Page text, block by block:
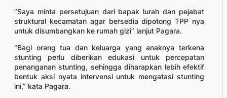
“Saya minta persetujuan dari bapak lurah dan pejabat
struktural kecamatan agar bersedia dipotong TPP nya
untuk disumbangkan ke rumah gizi” lanjut Pagara.
“Bagi orang tua dan keluarga yang anaknya terkena
stunting perlu diberikan edukasi untuk percepatan
penanganan stunting, sehingga diharapkan lebih efektif
bentuk aksi nyata intervensi untuk mengatasi stunting
ini,” kata Pagara.